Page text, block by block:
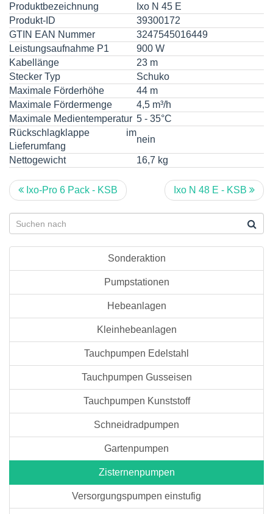
Produktbezeichnung
Ixo N 45 E
Produkt-ID
39300172
GTIN EAN Nummer
3247545016449
Leistungsaufnahme P1
900 W
Kabellänge
23 m
Stecker Typ
Schuko
Maximale Förderhöhe
44 m
Maximale Fördermenge
4,5 m³/h
Maximale Medientemperatur 5 - 35°C
Rückschlagklappe im
Lieferumfang
nein
Nettogewicht
16,7 kg
Ixo-Pro 6 Pack - KSB Ixo N 48 E - KSB
Sonderaktion
Pumpstationen
Hebeanlagen
Kleinhebeanlagen
Tauchpumpen Edelstahl
Tauchpumpen Gusseisen
Tauchpumpen Kunststoff
Schneidradpumpen
Gartenpumpen
Zisternenpumpen
Versorgungspumpen einstufig